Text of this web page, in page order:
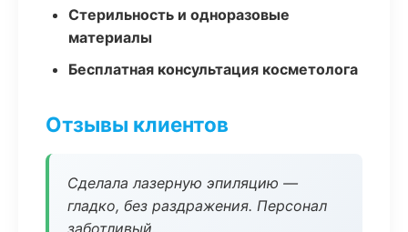
Стерильность и одноразовые
материалы
Бесплатная консультация косметолога
Отзывы клиентов
Сделала лазерную эпиляцию —
гладко, без раздражения. Персонал
заботливый.